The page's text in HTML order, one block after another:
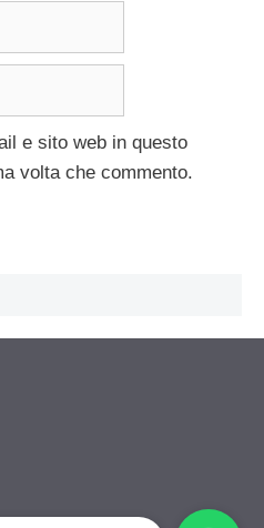
e sito web in questo
volta che commento.